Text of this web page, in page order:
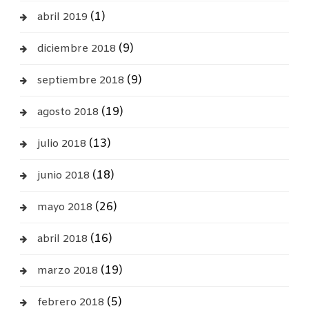
abril 2019 (1)
diciembre 2018 (9)
septiembre 2018 (9)
agosto 2018 (19)
julio 2018 (13)
junio 2018 (18)
mayo 2018 (26)
abril 2018 (16)
marzo 2018 (19)
febrero 2018 (5)